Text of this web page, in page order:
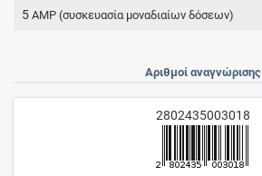
5AMP (συσκευασία μοναδιαίων δόσεων)
Αριθμοί αναγνώρισης
2802435003018